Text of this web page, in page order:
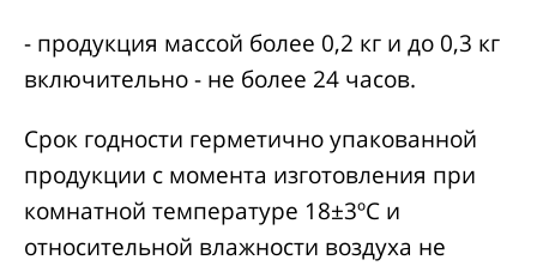
- продукция массой более 0,2 кг и до 0,3 кг
включительно - не более 24 часов.
Срок годности герметично упакованной
продукции с момента изготовления при
комнатной температуре 18±3ºС и
относительной влажности воздуха не